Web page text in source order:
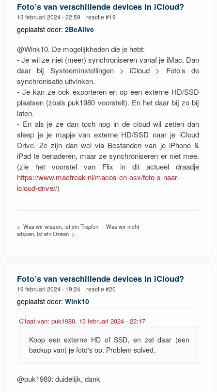
Foto’s van verschillende devices in iCloud?
13 februari 2024 - 22:59 reactie #19
geplaatst door: 2BeAlive
@Wink10. De mogelijkheden die je hebt:
- Je wil ze niet (meer) synchroniseren vanaf je iMac. Dan
daar bij Systeeminstellingen > iCloud > Foto’s de
synchronisatie uitvinken.
- Je kan ze ook exporteren en op een externe HD/SSD
plaatsen (zoals puk1980 voorstelt). En het daar bij zo bij
laten.
- En als je ze dan toch nog in de cloud wil zetten dan
sleep je je mapje van externe HD/SSD naar je iCloud
Drive. Ze zijn dan wel via Bestanden van je iPhone &
iPad te benaderen, maar ze synchroniseren er niet mee.
(zie het voorstel van Flix in dit actueel draadje
https://www.macfreak.nl/macos-en-osx/foto-s-naar-
icloud-drive//)
< Was wir wissen, ist ein Tropfen - Was wir nicht
wissen, ist ein Ozean >
Foto’s van verschillende devices in iCloud?
19 februari 2024 - 19:24 reactie #20
geplaatst door: Wink10
Citaat van: puk1980, 13 februari 2024 - 22:17
Koop een externe HD of SSD, en zet daar (een
backup van) je foto's op. Problem solved.
@puk1980: duidelijk, dank